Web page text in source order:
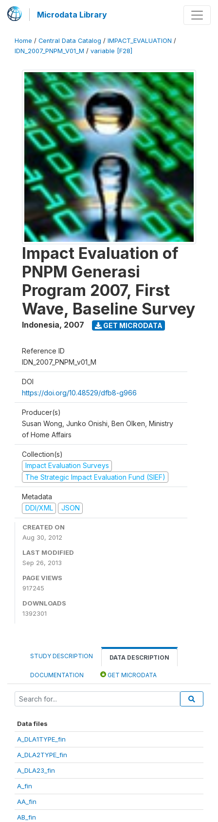
Microdata Library
Home / Central Data Catalog / IMPACT_EVALUATION /
IDN_2007_PNPM_V01_M / variable [F28]
Impact Evaluation of
PNPM Generasi
Program 2007, First
Wave, Baseline Survey
Indonesia, 2007 GET MICRODATA
Reference ID
IDN_2007_PNPM_v01_M
DOI
https://doi.org/10.48529/dfb8-g966
Producer(s)
Susan Wong, Junko Onishi, Ben Olken, Ministry
of Home Affairs
Collection(s)
Impact Evaluation Surveys
The Strategic Impact Evaluation Fund (SIEF)
Metadata
DDI/XML
JSON
CREATED ON
Aug 30, 2012
LAST MODIFIED
Sep 26, 2013
PAGE VIEWS
917245
DOWNLOADS
1392301
STUDY DESCRIPTION DATA DESCRIPTION
DOCUMENTATION GET MICRODATA
Data files
A_DLA1TYPE_fin
A_DLA2TYPE_fin
A_DLA23_fin
A_fin
AA_fin
AB_fin